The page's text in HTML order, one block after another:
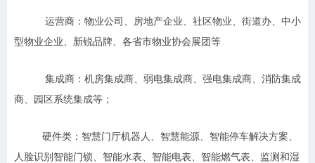
运营商： 物业公司、房地产企业、社区物业、街道办、中小
型物业企业、新锐品牌、各省市物业协会展团等
集成商： 机房集成商、弱电集成商、强电集成商、消防集成
商、园区系统集成等；
硬件类： 智慧门厅机器人、智慧能源、智能停车解决方案、
人脸识别智能门锁、智能水表、智能电表、智能燃气表、监测和湿